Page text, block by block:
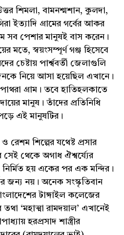
শিমলা, বামনশ্মশান, কুলদা,
ইত্যাদি গ্রামের গর্বের আকর
সব পেশার মানুষই বাস করেন।
মতে, স্বয়ংসম্পূর্ণ গঞ্জ হিসেবে
চেষ্টায় পার্শ্ববর্তী জেলাগুলি
নিয়ে আসা হয়েছিল এখানে।
গ্রাম। তবে হাতিহলকাতে
মানুষ। তাঁদের প্রতিনিধি
এই মানুষটির।
শিল্পের যথেষ্ট প্রসার
থেকে অগাধ ঐশ্বর্য্যের
হয় একের পর এক মন্দির।
জন্য নয়। অনেক সংস্কৃতিবান
টাঙ্গাইল কলেজের
‘মহাত্মা রামদয়াল’ এখানেই
হরপ্রসাদ শাস্ত্রীর